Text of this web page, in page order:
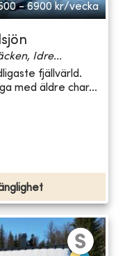
- 6900 kr/vecka
Idre...
fjällvärld.
med äldre char...